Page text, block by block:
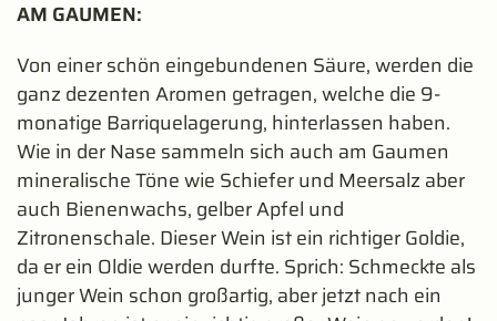
AM GAUMEN:
Von einer schön eingebundenen Säure, werden die
ganz dezenten Aromen getragen, welche die 9-
monatige Barriquelagerung, hinterlassen haben.
Wie in der Nase sammeln sich auch am Gaumen
mineralische Töne wie Schiefer und Meersalz aber
auch Bienenwachs, gelber Apfel und
Zitronenschale. Dieser Wein ist ein richtiger Goldie,
da er ein Oldie werden durfte. Sprich: Schmeckte als
junger Wein schon großartig, aber jetzt nach ein